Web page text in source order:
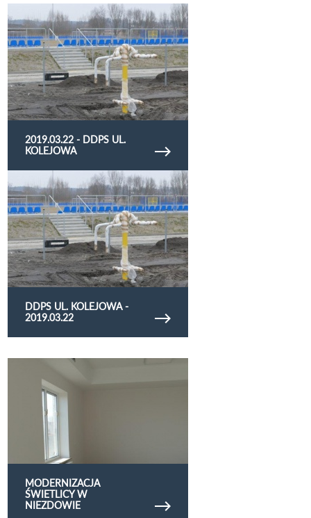
2019.03.22 - DDPS UL.
KOLEJOWA
Obejrzyj galerię zdjęć 2019.03.22 - DDPS ul.
Kolejowa
DDPS UL. KOLEJOWA -
2019.03.22
Obejrzyj galerię zdjęć DDPS ul. Kolejowa -
2019.03.22
MODERNIZACJA
ŚWIETLICY W
NIEZDOWIE
Obejrzyj galerię zdjęć Modernizacja świetlicy w